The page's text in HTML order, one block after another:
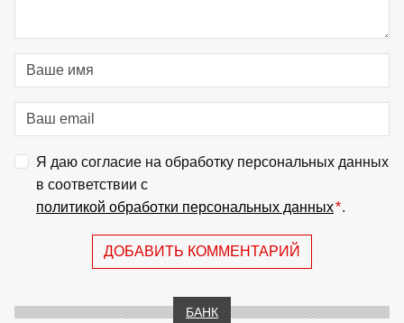
Я даю согласие на обработку персональных данных
в соответствии с
политикой обработки персональных данных*.
ДОБАВИТЬ КОММЕНТАРИЙ
БАНК